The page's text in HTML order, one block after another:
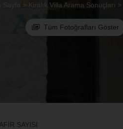
Sayfa > Kiralık Villa Arama Sonuçları >
Tüm Fotoğrafları Göster
SAYISI